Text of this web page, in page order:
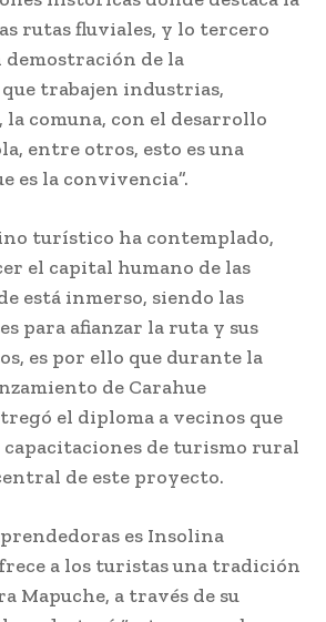
rutas fluviales, y lo tercero
demostración de la
trabajen industrias,
la comuna, con el desarrollo
entre otros, esto es una
es la convivencia”.
turístico ha contemplado,
el capital humano de las
está inmerso, siendo las
para afianzar la ruta y sus
es por ello que durante la
de Carahue
el diploma a vecinos que
de turismo rural
de este proyecto.
es Insolina
a los turistas una tradición
Mapuche, a través de su